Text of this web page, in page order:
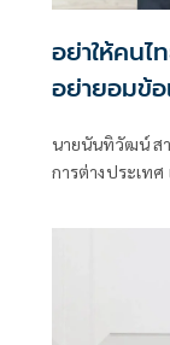
อย่าให้คน
อย่ายอมข้
นายนันทิวัฒน์ สา
การต่างประเท